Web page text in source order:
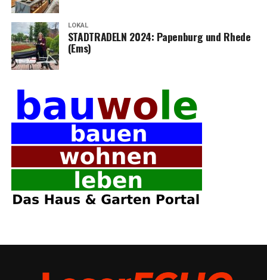
LOKAL
STADTRADELN 2024: Papen­burg und Rhe­de
(Ems)